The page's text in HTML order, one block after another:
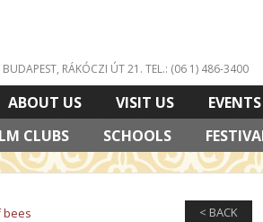
RÁKÓCZI ÚT 21. TEL.: (06 1) 486-3400
CLUBS SCHOOLS
ABOUT US VISIT US
< BACK
bees